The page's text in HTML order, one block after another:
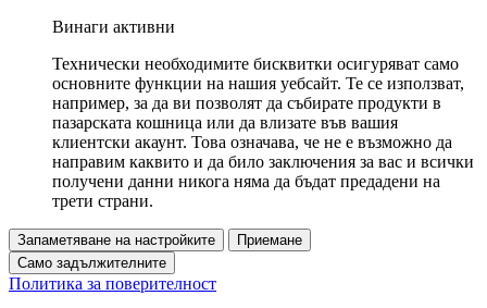
Винаги активни
Технически необходимите бисквитки осигуряват само
основните функции на нашия уебсайт. Те се използват,
например, за да ви позволят да събирате продукти в
пазарската кошница или да влизате във вашия
клиентски акаунт. Това означава, че не е възможно да
направим каквито и да било заключения за вас и всички
получени данни никога няма да бъдат предадени на
трети страни.
Запаметяване на настройките
Приемане
Само задължителните
Политика за поверителност